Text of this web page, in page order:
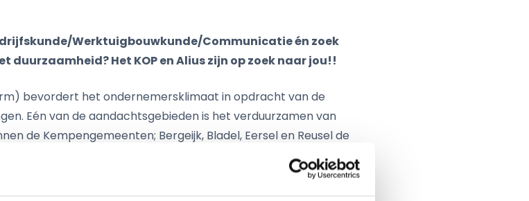
Werktuigbouwkunde/Communicatie én zoek
duurzaamheid? Het KOP en Alius zijn op zoek naar jou!!
bevordert het ondernemersklimaat in opdracht van de
Eén van de aandachtsgebieden is het verduurzamen van
de Kempengemeenten; Bergeijk, Bladel, Eersel en Reusel de
vanuit een technisch analytisch oogpunt vandaar